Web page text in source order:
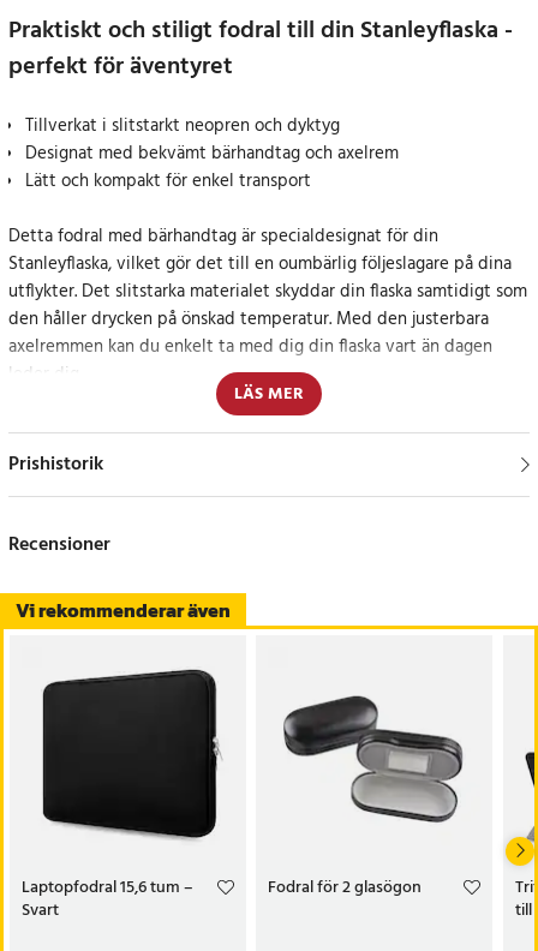
Praktiskt och stiligt fodral till din Stanleyflaska -
perfekt för äventyret
Tillverkat i slitstarkt neopren och dyktyg
Designat med bekvämt bärhandtag och axelrem
Lätt och kompakt för enkel transport
Detta fodral med bärhandtag är specialdesignat för din
Stanleyflaska, vilket gör det till en oumbärlig följeslagare på dina
utflykter. Det slitstarka materialet skyddar din flaska samtidigt som
den håller drycken på önskad temperatur. Med den justerbara
axelremmen kan du enkelt ta med dig din flaska vart än dagen
leder dig.
Bekväm transport och skydd för din flaska
- Material: Neopren + dyktyg
- Storlek: 24*13*2 cm
- Vikt: 116 g
LÄS MER
Prishistorik
Vi rekommenderar även
Laptopfodral 15,6 tum –
Svart
Fodral för 2 glasögon
till
Recensioner